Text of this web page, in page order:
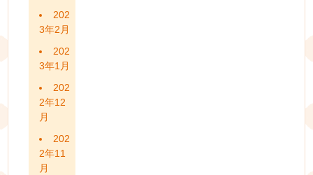
202
3年2月
202
3年1月
202
2年12
月
202
2年11
月